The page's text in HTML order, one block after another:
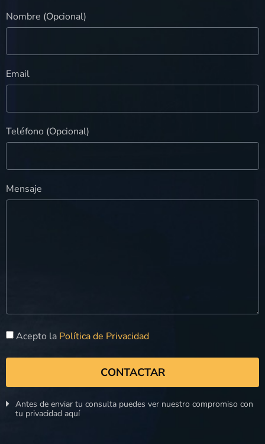
Nombre (Opcional)
Email
Teléfono (Opcional)
Mensaje
Acepto la Política de Privacidad
CONTACTAR
Antes de enviar tu consulta puedes ver nuestro compromiso con
tu privacidad aquí